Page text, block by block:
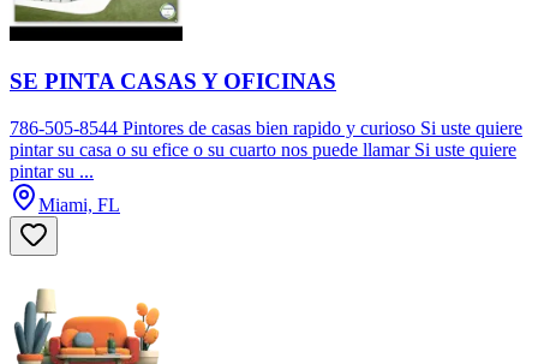
SE PINTA CASAS Y OFICINAS
786-505-8544 Pintores de casas bien rapido y curioso Si uste quiere
pintar su casa o su efice o su cuarto nos puede llamar Si uste quiere
pintar su ...
Miami, FL